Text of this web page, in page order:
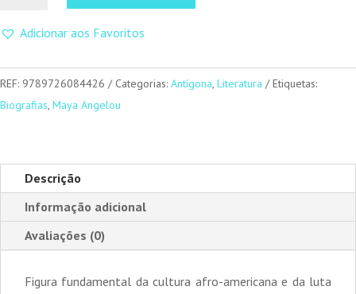
se
meu
Nome
Adicionar aos Favoritos
REF: 9789726084426 Categorias: Antígona, Literatura
Etiquetas:
Biografias, Maya Angelou
Descrição
Informação adicional
Avaliações (0)
Figura fundamental da cultura afro-americana e da luta